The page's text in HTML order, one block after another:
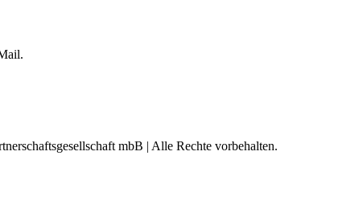
mbB | Alle Rechte vorbehalten.